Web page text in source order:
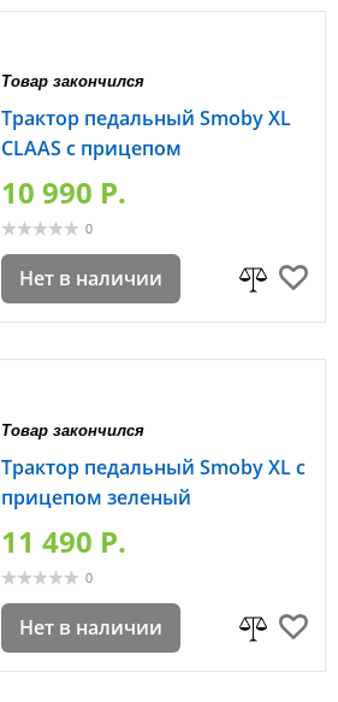
Товар закончился
Трактор педальный Smoby XL
CLAAS с прицепом
10 990 P.
0
Нет в наличии
Товар закончился
Трактор педальный Smoby XL с
прицепом зеленый
11 490 P.
0
Нет в наличии